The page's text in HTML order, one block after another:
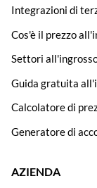
Integrazioni di
Cos'è il prezzo
Settori
Guida gratuita
Calcolatore di
Generatore di
AZIENDA